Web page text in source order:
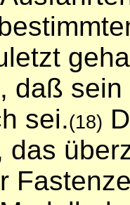
daß
sei.(18)
das